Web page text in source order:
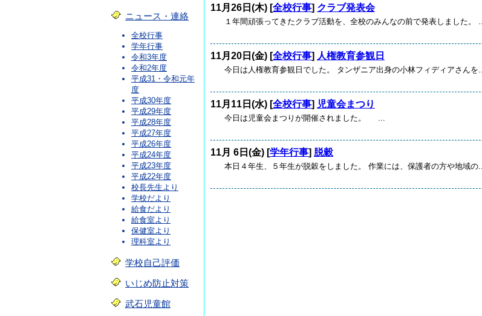
ニュース・連絡
全校行事
学年行事
令和3年度
令和2年度
平成31・令和元年
度
平成30年度
平成29年度
平成28年度
平成27年度
平成26年度
平成24年度
平成23年度
平成22年度
校長先生より
学校だより
給食だより
給食室より
保健室より
理科室より
学校自己評価
いじめ防止対策
武石児童館
11月26日(木) [全校行事] クラブ発表会
１年間頑張ってきたクラブ活動を、全校のみんなの前で発表しました。 ...
11月20日(金) [全校行事] 人権教育参観日
今日は人権教育参観日でした。 タンザニア出身の小林フィディアさんを...
11月11日(水) [全校行事] 児童会まつり
今日は児童会まつりが開催されました。 ...
11月 6日(金) [学年行事] 脱穀
本日４年生、５年生が脱穀をしました。 作業には、保護者の方や地域の...